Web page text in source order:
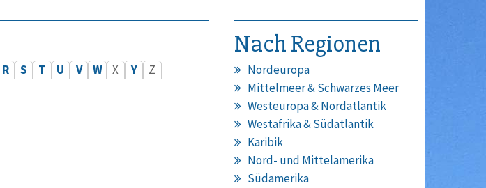
R S T U V W X Y Z
Nach Regionen
Nordeuropa
Mittelmeer & Schwarzes Meer
Westeuropa & Nordatlantik
Westafrika & Südatlantik
Karibik
Nord- und Mittelamerika
Südamerika